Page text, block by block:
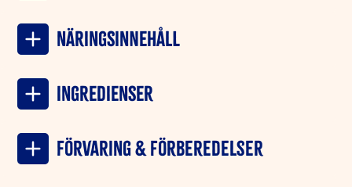
NÄRINGSINNEHÅLL
INGREDIENSER
Förvaring & förberedelser